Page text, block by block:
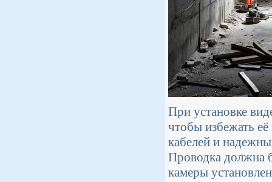
При установке
чтобы избежать
кабелей и
Проводка должна
камеры